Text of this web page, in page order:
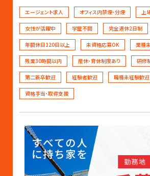
エージェント求人 オフィス内禁煙･分煙 上
女性が活躍中 学歴不問 完全週休2日制
年間休日120日以上 未資格応募OK 業種
残業30時間以内 産休･育休制度あり 研修
第二新卒歓迎 経験者歓迎 職種未経験歓迎
資格手当･取得支援